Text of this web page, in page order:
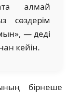
алмай
сөздерім
— деді
кейін.
бірнеше